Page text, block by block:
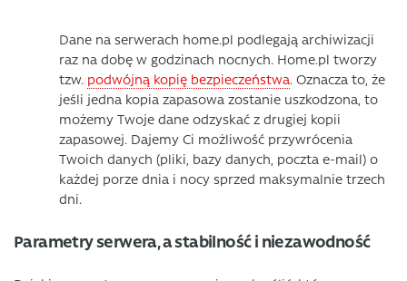
Dane na serwerach home.pl podlegają archiwizacji
raz na dobę w godzinach nocnych. Home.pl tworzy
tzw. podwójną kopię bezpieczeństwa. Oznacza to, że
jeśli jedna kopia zapasowa zostanie uszkodzona, to
możemy Twoje dane odzyskać z drugiej kopii
zapasowej. Dajemy Ci możliwość przywrócenia
Twoich danych (pliki, bazy danych, poczta e-mail) o
każdej porze dnia i nocy sprzed maksymalnie trzech
dni.
Parametry serwera, a stabilność i niezawodność